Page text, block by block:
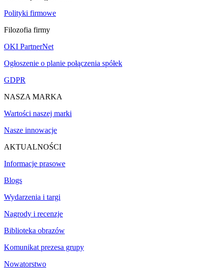
Polityki firmowe
Filozofia firmy
OKI PartnerNet
Ogłoszenie o planie połączenia spółek
GDPR
NASZA MARKA
Wartości naszej marki
Nasze innowacje
AKTUALNOŚCI
Informacje prasowe
Blogs
Wydarzenia i targi
Nagrody i recenzje
Biblioteka obrazów
Komunikat prezesa grupy
Nowatorstwo